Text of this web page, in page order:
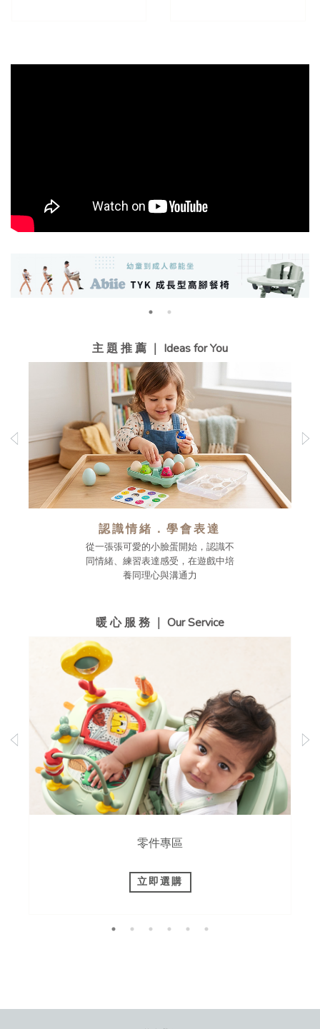
主 題 推 薦 ｜ Ideas for You
認識情緒．學會表達
從一張張可愛的小臉蛋開始，認識不
同情緒、練習表達感受，在遊戲中培
養同理心與溝通力
暖 心 服 務 ｜ Our Service
零件專區
立即選購